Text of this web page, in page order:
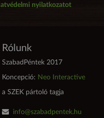
nyilatkozatot
Rólunk
SzabadPéntek 2017
Koncepció: Neo Interactive
a SZEK pártoló tagja
info@szabadpentek.hu